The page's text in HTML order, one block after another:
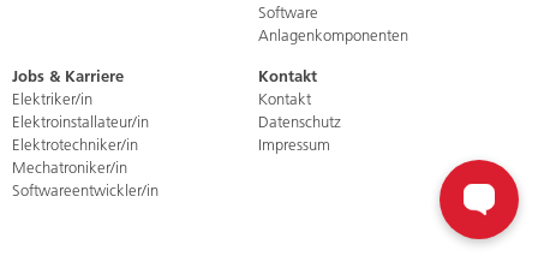
Software
Anlagenkomponenten
Jobs & Karriere
Elektriker/in
Elektroinstallateur/in
Elektrotechniker/in
Mechatroniker/in
Softwareentwickler/in
Kontakt
Navigation
überspringen
Kontakt
Datenschutz
Impressum